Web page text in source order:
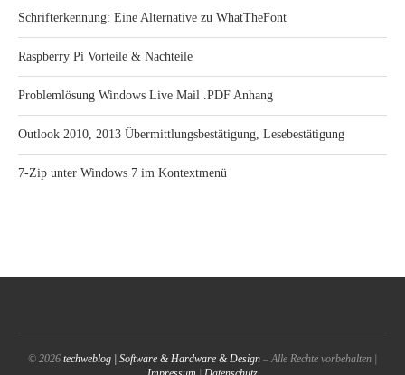
Schrifterkennung: Eine Alternative zu WhatTheFont
Raspberry Pi Vorteile & Nachteile
Problemlösung Windows Live Mail .PDF Anhang
Outlook 2010, 2013 Übermittlungsbestätigung, Lesebestätigung
7-Zip unter Windows 7 im Kontextmenü
© 2026 techweblog | Software & Hardware & Design – Alle Rechte vorbehalten |